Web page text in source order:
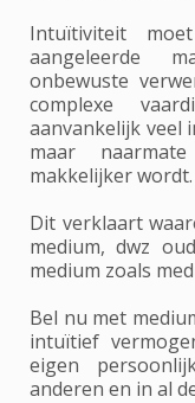
Intuïtiviteit
aangeleerde
onbewuste
complexe
aanvankelijk veel
maar
makkelijker wordt.
Dit verklaart
medium, dwz
medium zoals
Bel nu met
intuïtief
eigen
anderen en in al